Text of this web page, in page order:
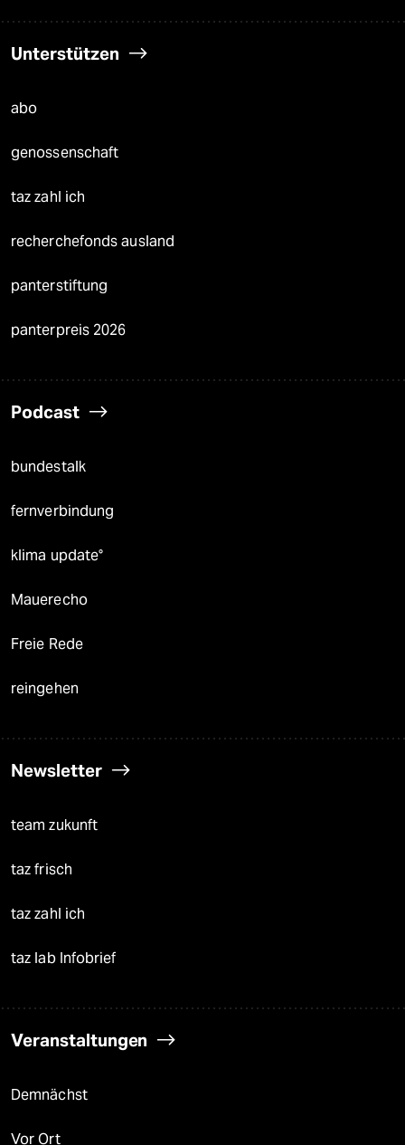
Unterstützen
abo
genossenschaft
taz zahl ich
recherchefonds ausland
panterstiftung
panterpreis 2026
Podcast
bundestalk
fernverbindung
klima update°
Mauerecho
Freie Rede
reingehen
Newsletter
team zukunft
taz frisch
taz zahl ich
taz lab Infobrief
Veranstaltungen
Demnächst
Vor Ort